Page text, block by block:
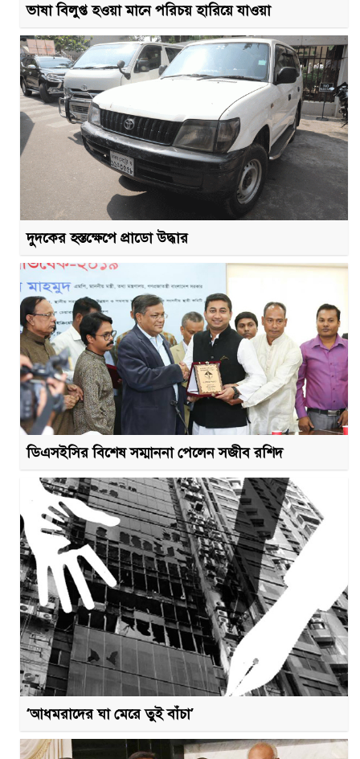
ভাষা বিলুপ্ত হওয়া মানে পরিচয় হারিয়ে যাওয়া
দুদকের হস্তক্ষেপে প্রাডো উদ্ধার
ডিএসইসির বিশেষ সম্মাননা পেলেন সজীব রশিদ
‘আধমরাদের ঘা মেরে তুই বাঁচা’